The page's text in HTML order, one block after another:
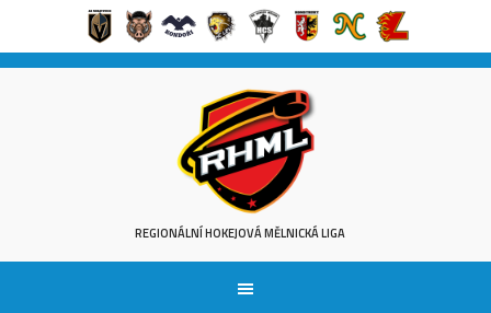
Skip
REGIONÁLNÍ HOKEJOVÁ MĚLNICKÁ LIGA